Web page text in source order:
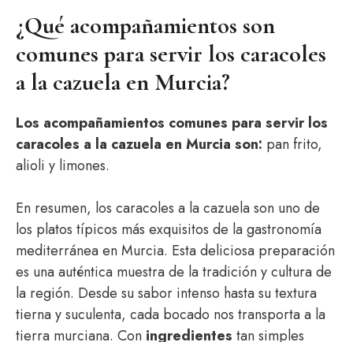
¿Qué acompañamientos son
comunes para servir los caracoles
a la cazuela en Murcia?
Los acompañamientos comunes para servir los
caracoles a la cazuela en Murcia son: pan frito,
alioli y limones.
En resumen, los caracoles a la cazuela son uno de
los platos típicos más exquisitos de la gastronomía
mediterránea en Murcia. Esta deliciosa preparación
es una auténtica muestra de la tradición y cultura de
la región. Desde su sabor intenso hasta su textura
tierna y suculenta, cada bocado nos transporta a la
tierra murciana. Con ingredientes tan simples